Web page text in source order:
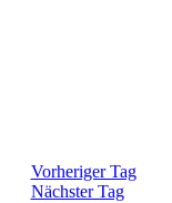
Vorheriger Tag
Nächster Tag